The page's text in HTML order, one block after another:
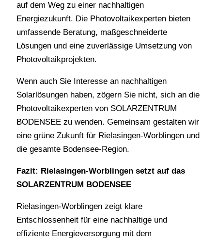
auf dem Weg zu einer nachhaltigen
Energiezukunft. Die Photovoltaikexperten bieten
umfassende Beratung, maßgeschneiderte
Lösungen und eine zuverlässige Umsetzung von
Photovoltaikprojekten.
Wenn auch Sie Interesse an nachhaltigen
Solarlösungen haben, zögern Sie nicht, sich an die
Photovoltaikexperten von SOLARZENTRUM
BODENSEE zu wenden. Gemeinsam gestalten wir
eine grüne Zukunft für Rielasingen-Worblingen und
die gesamte Bodensee-Region.
Fazit: Rielasingen-Worblingen setzt auf das
SOLARZENTRUM BODENSEE
Rielasingen-Worblingen zeigt klare
Entschlossenheit für eine nachhaltige und
effiziente Energieversorgung mit dem